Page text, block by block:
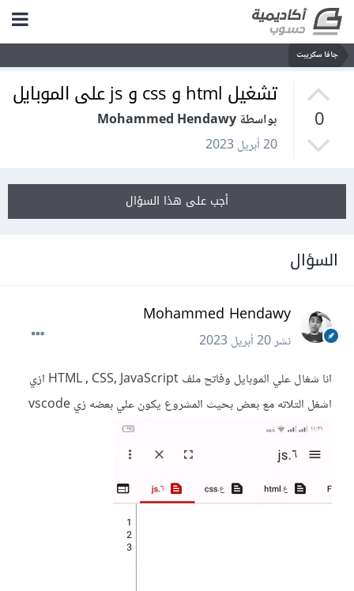
جافا سكريبت
0
تشغيل html و css و js على الموبايل
بواسطة Mohammed Hendawy
20 أبريل 2023
أجب على هذا السؤال
السؤال
Mohammed Hendawy
نشر20 أبريل 2023
انا شغال علي الموبايل وفاتح ملف HTML , CSS, JavaScript ازي
اشغل التلاته مع بعض بحيث المشروع يكون علي بعضه زي vscode